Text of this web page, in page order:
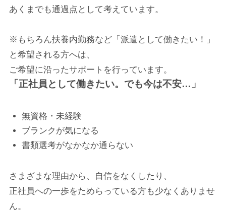
あくまでも通過点として考えています。
※もちろん扶養内勤務など「派遣として働きたい！」
と希望される方へは、
ご希望に沿ったサポートを行っています。
「正社員として働きたい。でも今は不安…」
無資格・未経験
ブランクが気になる
書類選考がなかなか通らない
さまざまな理由から、自信をなくしたり、
正社員への一歩をためらっている方も少なくありませ
ん。